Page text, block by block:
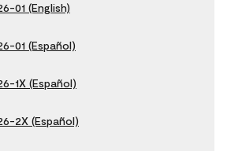
01 (English)
01 (Español)
1X (Español)
2X (Español)